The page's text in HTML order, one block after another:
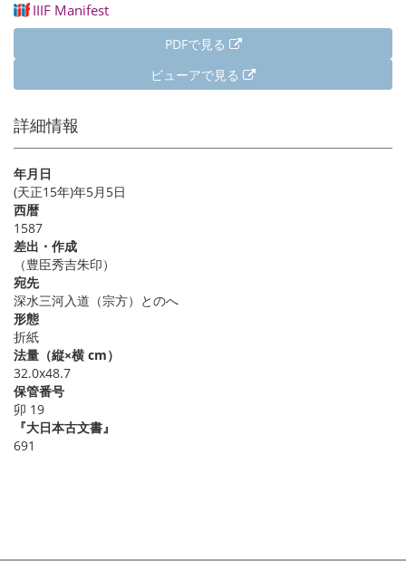
IIIF Manifest
PDFで見る
ビューアで見る
詳細情報
年月日
(天正15年)年5月5日
西暦
1587
差出・作成
（豊臣秀吉朱印）
宛先
深水三河入道（宗方）とのへ
形態
折紙
法量（縦×横 cm）
32.0x48.7
保管番号
卯 19
『大日本古文書』
691